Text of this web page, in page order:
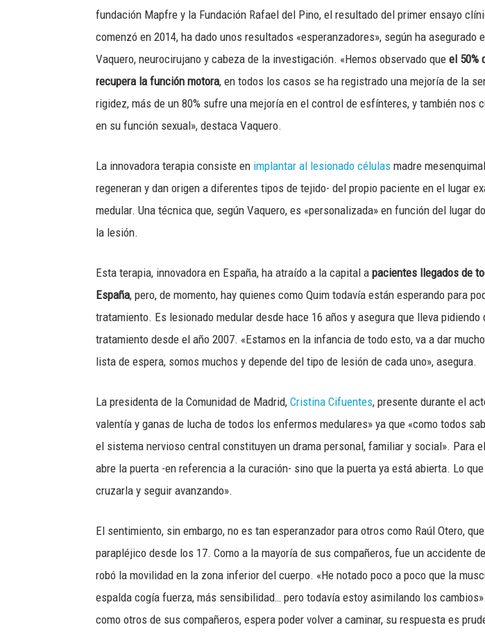
fundación Mapfre y la Fundación Rafael del Pino, el resultado del primer ensayo
comenzó en 2014, ha dado unos resultados «esperanzadores», según ha asegurado
Vaquero, neurocirujano y cabeza de la investigación. «Hemos observado que el 50%
recupera la función motora, en todos los casos se ha registrado una mejoría de la
rigidez, más de un 80% sufre una mejoría en el control de esfínteres, y también nos
en su función sexual», destaca Vaquero.
La innovadora terapia consiste en implantar al lesionado células madre
regeneran y dan origen a diferentes tipos de tejido- del propio paciente en el lugar
medular. Una técnica que, según Vaquero, es «personalizada» en función del lugar
la lesión.
Esta terapia, innovadora en España, ha atraído a la capital a pacientes llegados de
España, pero, de momento, hay quienes como Quim todavía están esperando para
tratamiento. Es lesionado medular desde hace 16 años y asegura que lleva pidiendo
tratamiento desde el año 2007. «Estamos en la infancia de todo esto, va a dar
lista de espera, somos muchos y depende del tipo de lesión de cada uno», asegura.
La presidenta de la Comunidad de Madrid, Cristina Cifuentes, presente durante el
valentía y ganas de lucha de todos los enfermos medulares» ya que «como todos
el sistema nervioso central constituyen un drama personal, familiar y social». Para
abre la puerta -en referencia a la curación- sino que la puerta ya está abierta. Lo
cruzarla y seguir avanzando».
El sentimiento, sin embargo, no es tan esperanzador para otros como Raúl Otero,
parapléjico desde los 17. Como a la mayoría de sus compañeros, fue un accidente
robó la movilidad en la zona inferior del cuerpo. «He notado poco a poco que la
espalda cogía fuerza, más sensibilidad… pero todavía estoy asimilando los
como otros de sus compañeros, espera poder volver a caminar, su respuesta es